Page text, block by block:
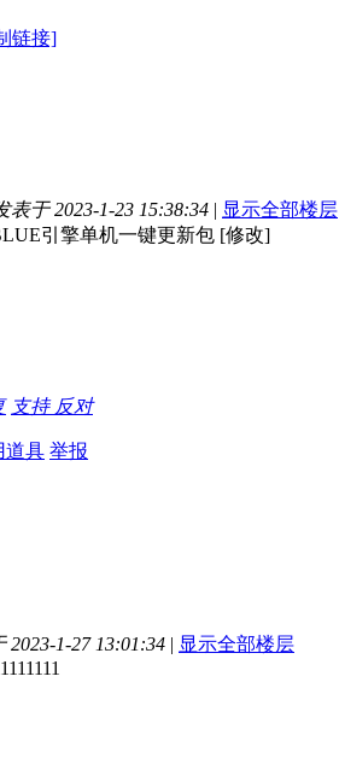
链接]
表于 2023-1-23 15:38:34 | 显示全部楼层
引擎单机一键更新包 [修改]
支持 反对
道具 举报
2023-1-27 13:01:34 | 显示全部楼层